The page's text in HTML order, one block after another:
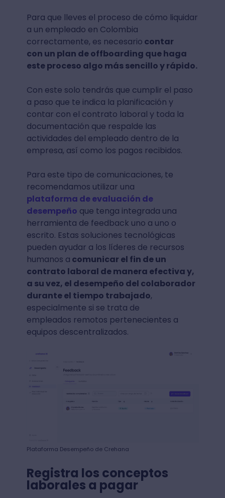
Para que lleves el proceso de cómo liquidar
a un empleado en Colombia
correctamente, es necesario contar
con un plan de offboarding que haga
este proceso algo más sencillo y rápido.
Con este solo tendrás que cumplir el paso
a paso que te indica la planificación y
contar con el contrato laboral y toda la
documentación que respalde las
actividades del empleado dentro de la
empresa, así como los pagos recibidos.
Para este tipo de comunicaciones, te
recomendamos utilizar una
plataforma de evaluación de
desempeño que tenga integrada una
herramienta de feedback uno a uno o
escrito. Estas soluciones tecnológicas
pueden ayudar a los líderes de recursos
humanos a comunicar el fin de un
contrato laboral de manera efectiva y,
a su vez, el desempeño del colaborador
durante el tiempo trabajado,
especialmente si se trata de
empleados remotos pertenecientes a
equipos descentralizados.
Plataforma Desempeño de Crehana
Registra los conceptos
laborales a pagar